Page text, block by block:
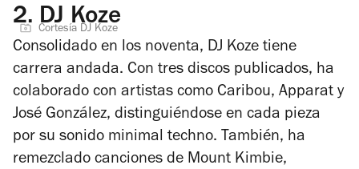
2. DJ Koze
Cortesía DJ Koze
Consolidado en los noventa, DJ Koze tiene
carrera andada. Con tres discos publicados, ha
colaborado con artistas como Caribou, Apparat y
José González, distinguiéndose en cada pieza
por su sonido minimal techno. También, ha
remezclado canciones de Mount Kimbie,